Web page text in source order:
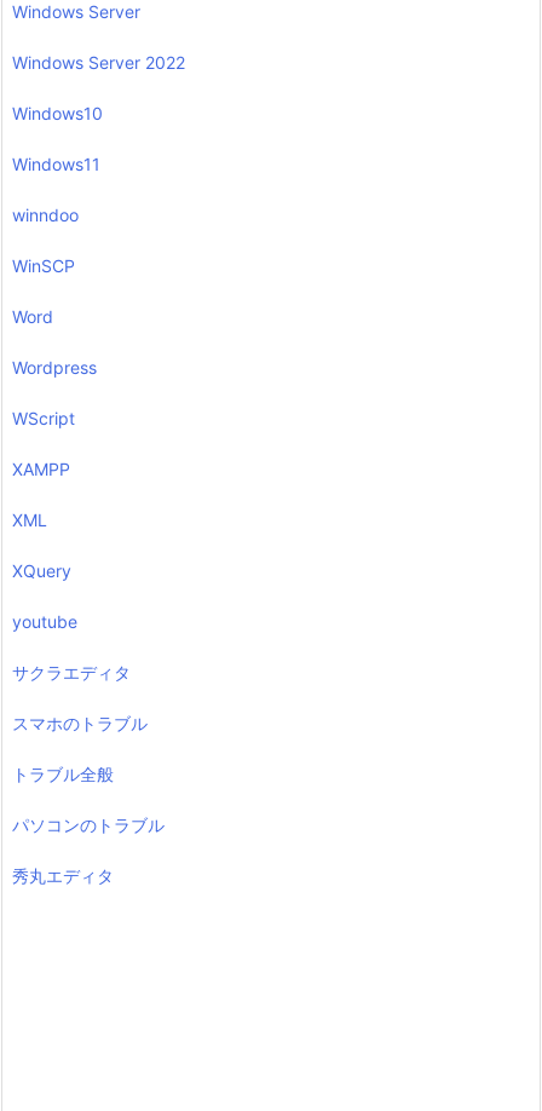
Windows Server
Windows Server 2022
Windows10
Windows11
winndoo
WinSCP
Word
Wordpress
WScript
XAMPP
XML
XQuery
youtube
サクラエディタ
スマホのトラブル
トラブル全般
パソコンのトラブル
秀丸エディタ